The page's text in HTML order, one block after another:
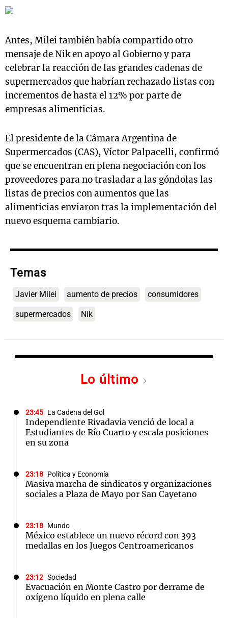
Antes, Milei también había compartido otro
mensaje de Nik en apoyo al Gobierno y para
celebrar la reacción de las grandes cadenas de
supermercados que habrían rechazado listas con
incrementos de hasta el 12% por parte de
empresas alimenticias.
El presidente de la Cámara Argentina de
Supermercados (CAS), Víctor Palpacelli, confirmó
que se encuentran en plena negociación con los
proveedores para no trasladar a las góndolas las
listas de precios con aumentos que las
alimenticias enviaron tras la implementación del
nuevo esquema cambiario.
Temas
Javier Milei aumento de precios consumidores
supermercados Nik
Lo último
23:45 La Cadena del Gol
Independiente Rivadavia venció de local a
Estudiantes de Río Cuarto y escala posiciones
en su zona
23:18 Política y Economía
Masiva marcha de sindicatos y organizaciones
sociales a Plaza de Mayo por San Cayetano
23:18 Mundo
México establece un nuevo récord con 393
medallas en los Juegos Centroamericanos
23:12 Sociedad
Evacuación en Monte Castro por derrame de
oxígeno líquido en plena calle